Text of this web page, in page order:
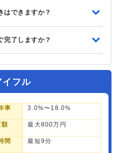
はできますか？
完了しますか？
イフル
率 3.0%〜18.0%
額 最大800万円
間 最短9分